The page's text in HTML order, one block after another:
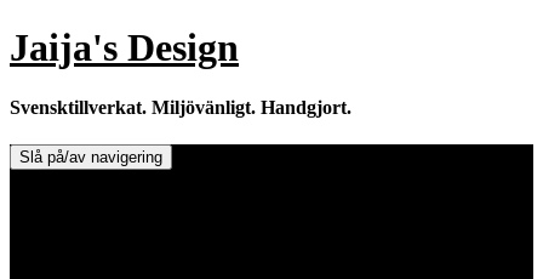
Hoppa
till
Jaija's Design
Svensktillverkat. Miljövänligt. Handgjort.
Slå på/av navigering